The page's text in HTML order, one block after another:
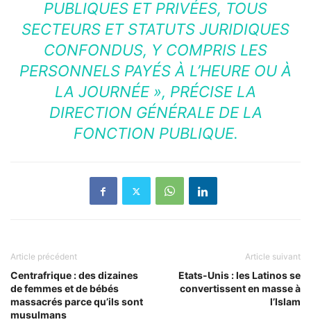
PUBLIQUES ET PRIVÉES, TOUS
SECTEURS ET STATUTS JURIDIQUES
CONFONDUS, Y COMPRIS LES
PERSONNELS PAYÉS À L’HEURE OU À
LA JOURNÉE », PRÉCISE LA
DIRECTION GÉNÉRALE DE LA
FONCTION PUBLIQUE.
Article précédent
Centrafrique : des dizaines
de femmes et de bébés
massacrés parce qu’ils sont
musulmans
Article suivant
Etats-Unis : les Latinos se
convertissent en masse à
l’Islam